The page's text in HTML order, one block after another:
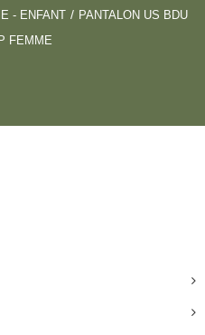
- ENFANT
PANTALON US BDU
FEMME